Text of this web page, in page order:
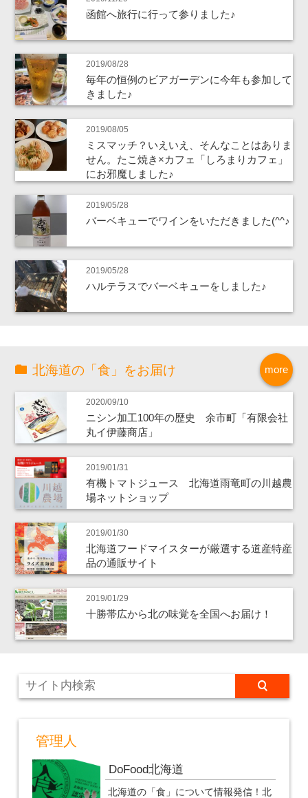
函館へ旅行に行って参りました♪
2019/08/28
毎年の恒例のビアガーデンに今年も参加して
きました♪
2019/08/05
ミスマッチ？いえいえ、そんなことはありま
せん。たこ焼き×カフェ「しろまりカフェ」
にお邪魔しました♪
2019/05/28
バーベキューでワインをいただきました(^^♪
2019/05/28
ハルテラスでバーベキューをしました♪
more
北海道の「食」をお届け
2020/09/10
ニシン加工100年の歴史 余市町「有限会社
丸イ伊藤商店」
2019/01/31
有機トマトジュース 北海道雨竜町の川越農
場ネットショップ
2019/01/30
北海道フードマイスターが厳選する道産特産
品の通販サイト
2019/01/29
十勝帯広から北の味覚を全国へお届け！
管理人
DoFood北海道
北海道の「食」について情報発信！北